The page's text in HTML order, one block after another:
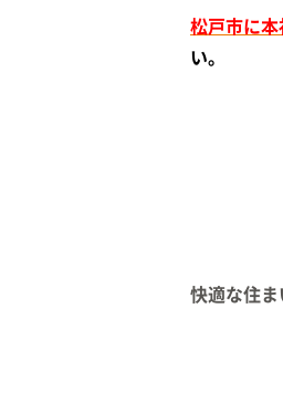
松戸市に
い。
快適な住ま